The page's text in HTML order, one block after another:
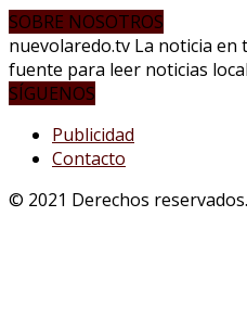
SOBRE NOSOTROS
nuevolaredo.tv La noticia en
fuente para leer noticias
SÍGUENOS
Publicidad
Contacto
© 2021 Derechos reservados.